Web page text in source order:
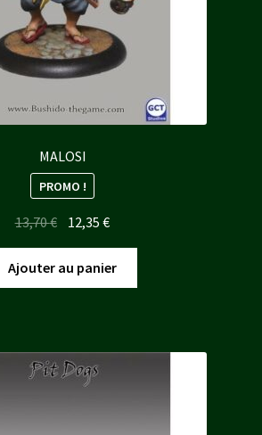
MALOSI
PROMO !
13,70€ Le
prix
initial
était :
12,35€Le
prix
actuel
est :
Ajouter au panier